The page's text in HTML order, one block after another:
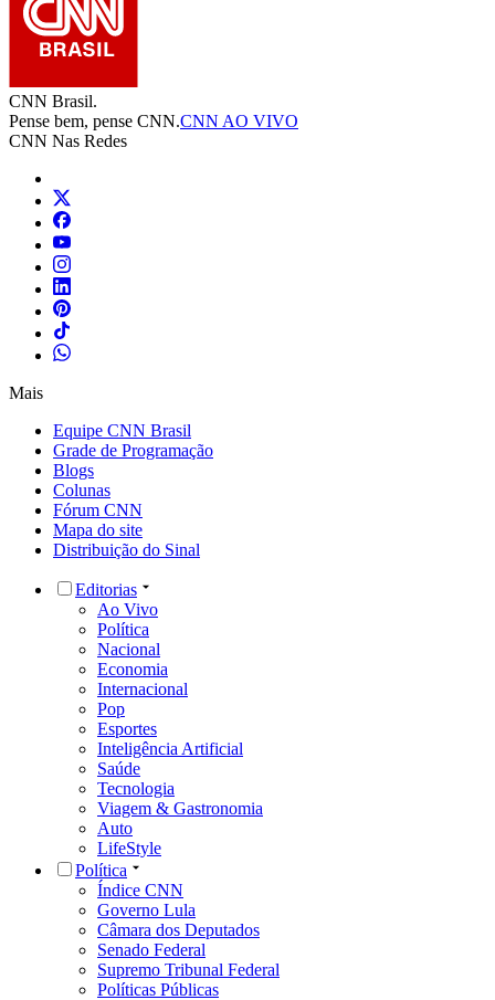
CNN Brasil.
Pense bem, pense CNN.CNN AO VIVO
CNN Nas Redes
Mais
Equipe CNN Brasil
Grade de Programação
Blogs
Colunas
Fórum CNN
Mapa do site
Distribuição do Sinal
Editorias
Ao Vivo
Política
Nacional
Economia
Internacional
Pop
Esportes
Inteligência Artificial
Saúde
Tecnologia
Viagem & Gastronomia
Auto
LifeStyle
Política
Índice CNN
Governo Lula
Câmara dos Deputados
Senado Federal
Supremo Tribunal Federal
Políticas Públicas